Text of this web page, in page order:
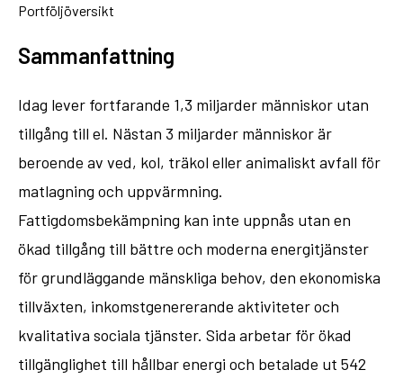
Portföljöversikt
Sammanfattning
Idag lever fortfarande 1,3 miljarder människor utan
tillgång till el. Nästan 3 miljarder människor är
beroende av ved, kol, träkol eller animaliskt avfall för
matlagning och uppvärmning.
Fattigdomsbekämpning kan inte uppnås utan en
ökad tillgång till bättre och moderna energitjänster
för grundläggande mänskliga behov, den ekonomiska
tillväxten, inkomstgenererande aktiviteter och
kvalitativa sociala tjänster. Sida arbetar för ökad
tillgänglighet till hållbar energi och betalade ut 542